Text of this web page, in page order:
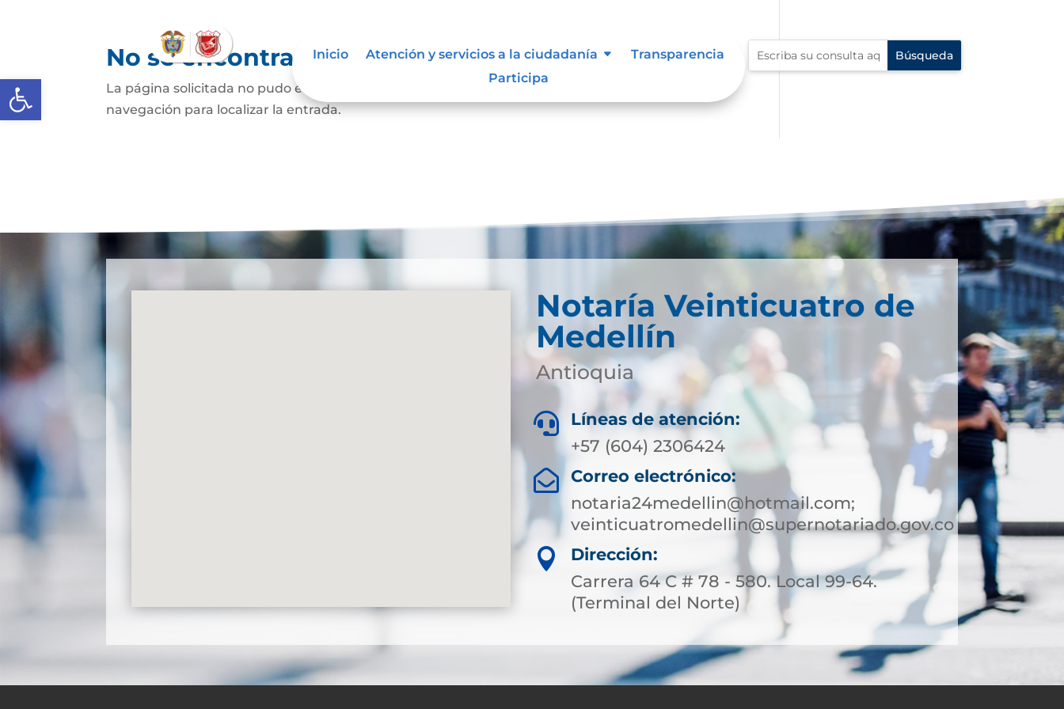
Abrir barra de herramientas
Inicio Atención y servicios a la ciudadanía
Transparencia
Participa
No se encontraron resultados
La página solicitada no pudo encontrarse. Trate de perfeccionar su búsqueda o utilice la
navegación para localizar la entrada.
Notaría Veinticuatro de
Medellín
Antioquia

Líneas de atención:
+57 (604) 2306424

Correo electrónico:
notaria24medellin@hotmail.com;
veinticuatromedellin@supernotariado.gov.co

Dirección:
Carrera 64 C # 78 - 580. Local 99-64.
(Terminal del Norte)